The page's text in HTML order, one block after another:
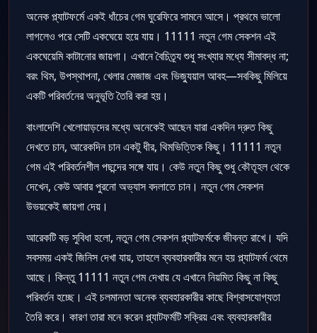
অনেক প্ল্যাটফর্মে একই ধাঁচের গেম ঘুরেফিরে সামনে আসে। প্রথমে ভালো
লাগলেও পরে সেটি একঘেয়ে হয়ে যায়। 11111 নতুন গেম সেকশন এই
একঘেয়েমি কাটানোর জায়গা। এখানে বৈচিত্র্য শুধু সংখ্যার মধ্যে সীমাবদ্ধ না;
বরং থিম, উপস্থাপনা, খেলার মেজাজ এবং ভিজ্যুয়াল আবহ—সবকিছু মিলিয়ে
একটি পরিবর্তনের অনুভূতি তৈরি করা হয়।
বাংলাদেশি খেলোয়াড়দের মধ্যে অনেকেই আছেন যারা একদিন দ্রুত কিছু
দেখতে চান, আরেকদিন চান একটু ধীর, থিমভিত্তিক কিছু। 11111 নতুন
গেম এই পরিবর্তনশীল পছন্দের সঙ্গে যায়। কেউ নতুন কিছু শুধু কৌতূহল থেকে
দেখেন, কেউ আবার পুরনো অভ্যাস বদলাতে চান। নতুন গেম সেকশন
উভয়কেই জায়গা দেয়।
আরেকটি বড় সুবিধা হলো, নতুন গেম সেকশন প্ল্যাটফর্মকে জীবন্ত রাখে। যদি
সবসময় একই জিনিস দেখা যায়, তাহলে ব্যবহারকারীর মনে হয় প্ল্যাটফর্ম থেমে
আছে। কিন্তু 11111 নতুন গেম দেখায় যে এখানে নিয়মিত কিছু না কিছু
পরিবর্তন হচ্ছে। এই চলমানতা অনেক ব্যবহারকারীর কাছে বিশ্বাসযোগ্যতা
তৈরি করে। কারণ তারা মনে করেন প্ল্যাটফর্মটি সক্রিয় এবং ব্যবহারকারীর